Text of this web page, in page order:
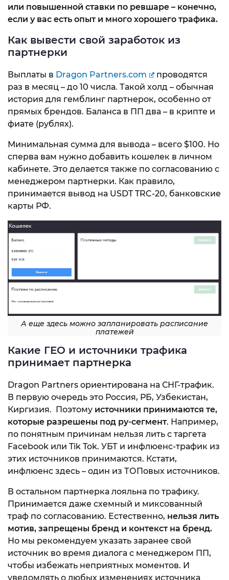
или повышенной ставки по ревшаре – конечно,
если у вас есть опыт и много хорошего трафика.
Как вывести свой заработок из
партнерки
Выплаты в Dragon Partners.com
проводятся
раз в месяц – до 10 числа. Такой холд – обычная
история для гемблинг партнерок, особенно от
прямых брендов. Баланса в ПП два – в крипте и
фиате (рублях).
Минимальная сумма для вывода – всего $100. Но
сперва вам нужно добавить кошелек в личном
кабинете. Это делается также по согласованию с
менеджером партнерки. Как правило,
принимается вывод на USDT TRC-20, банковские
карты РФ.
А еще здесь можно запланировать расписание
платежей
Какие ГЕО и источники трафика
принимает партнерка
Dragon Partners ориентирована на СНГ-трафик.
В первую очередь это Россия, РБ, Узбекистан,
Киргизия. Поэтому источники принимаются те,
которые разрешены под ру-сегмент. Например,
по понятным причинам нельзя лить с таргета
Facebook или Tik Tok. УБТ и инфлюенс-трафик из
этих источников принимаются. Кстати,
инфлюенс здесь – один из ТОПовых источников.
В остальном партнерка лояльна по трафику.
Принимается даже схемный и миксованный
траф по согласованию. Естественно, нельзя лить
мотив, запрещены бренд и контекст на бренд.
Но мы рекомендуем указать заранее свой
источник во время диалога с менеджером ПП,
чтобы избежать неприятных моментов. И
уведомлять о любых изменениях источника